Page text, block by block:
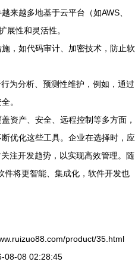
来越多地基于云平台（如AWS、
展性和灵活性。
施，如代码审计、加密技术，防止软
行为分析、预测性维护，例如，通过
。
资产、安全、远程控制等多方面，
优化这些工具。企业在选择时，应
注开发趋势，以实现高效管理。随
件将更智能、集成化，软件开发也
product/35.html
08-08 02:28:45